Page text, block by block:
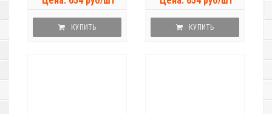
КУПИТЬ КУПИТЬ